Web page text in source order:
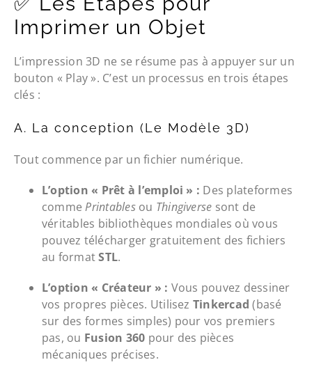
Imprimer un Objet
L’impression 3D ne se résume pas à appuyer sur un
bouton « Play ». C’est un processus en trois étapes
clés :
A. La conception (Le Modèle 3D)
Tout commence par un fichier numérique.
L’option « Prêt à l’emploi » : Des plateformes
commePrintablesou Thingiverse sont de
véritables bibliothèques mondiales où vous
pouvez télécharger gratuitement des fichiers
au formatSTL.
L’option « Créateur » : Vous pouvez dessiner
vos propres pièces. Utilisez Tinkercad (basé
sur des formes simples) pour vos premiers
pas, ou Fusion 360 pour des pièces
mécaniques précises.